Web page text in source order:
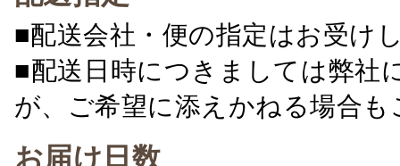
■配送会社・便の指定はお受け
■配送日時につきましては弊社
が、ご希望に添えかねる場合
お届け日数